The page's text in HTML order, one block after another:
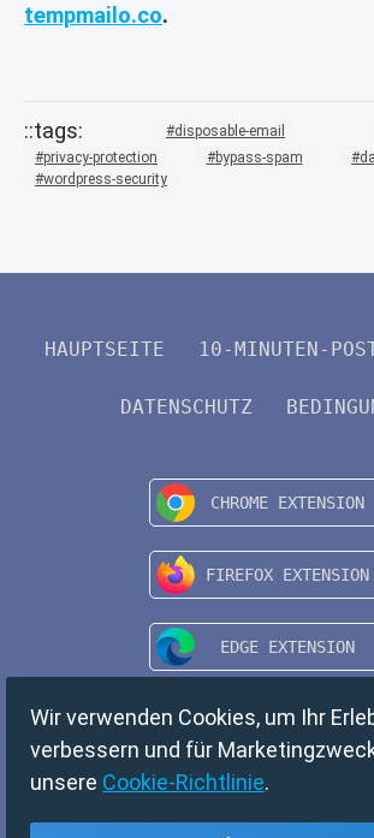
tempmailo.co.
disposable-email
privacy-protection
bypass-spam
wordpress-security
HAUPTSEITE 10-MINUTEN-
DATENSCHUTZ
Wir verwenden Cookies, um Ihr
verbessern und für
unsere Cookie-Richtlinie.